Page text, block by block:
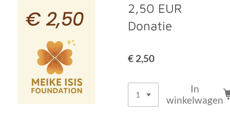
hoofdinhoud
2,50 EUR
Donatie
€ 2,50
In
winkelwagen